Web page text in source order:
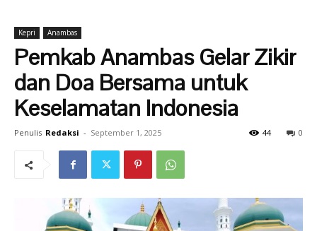
Kepri Anambas
Pemkab Anambas Gelar Zikir
dan Doa Bersama untuk
Keselamatan Indonesia
Penulis Redaksi - September 1, 2025 0
44